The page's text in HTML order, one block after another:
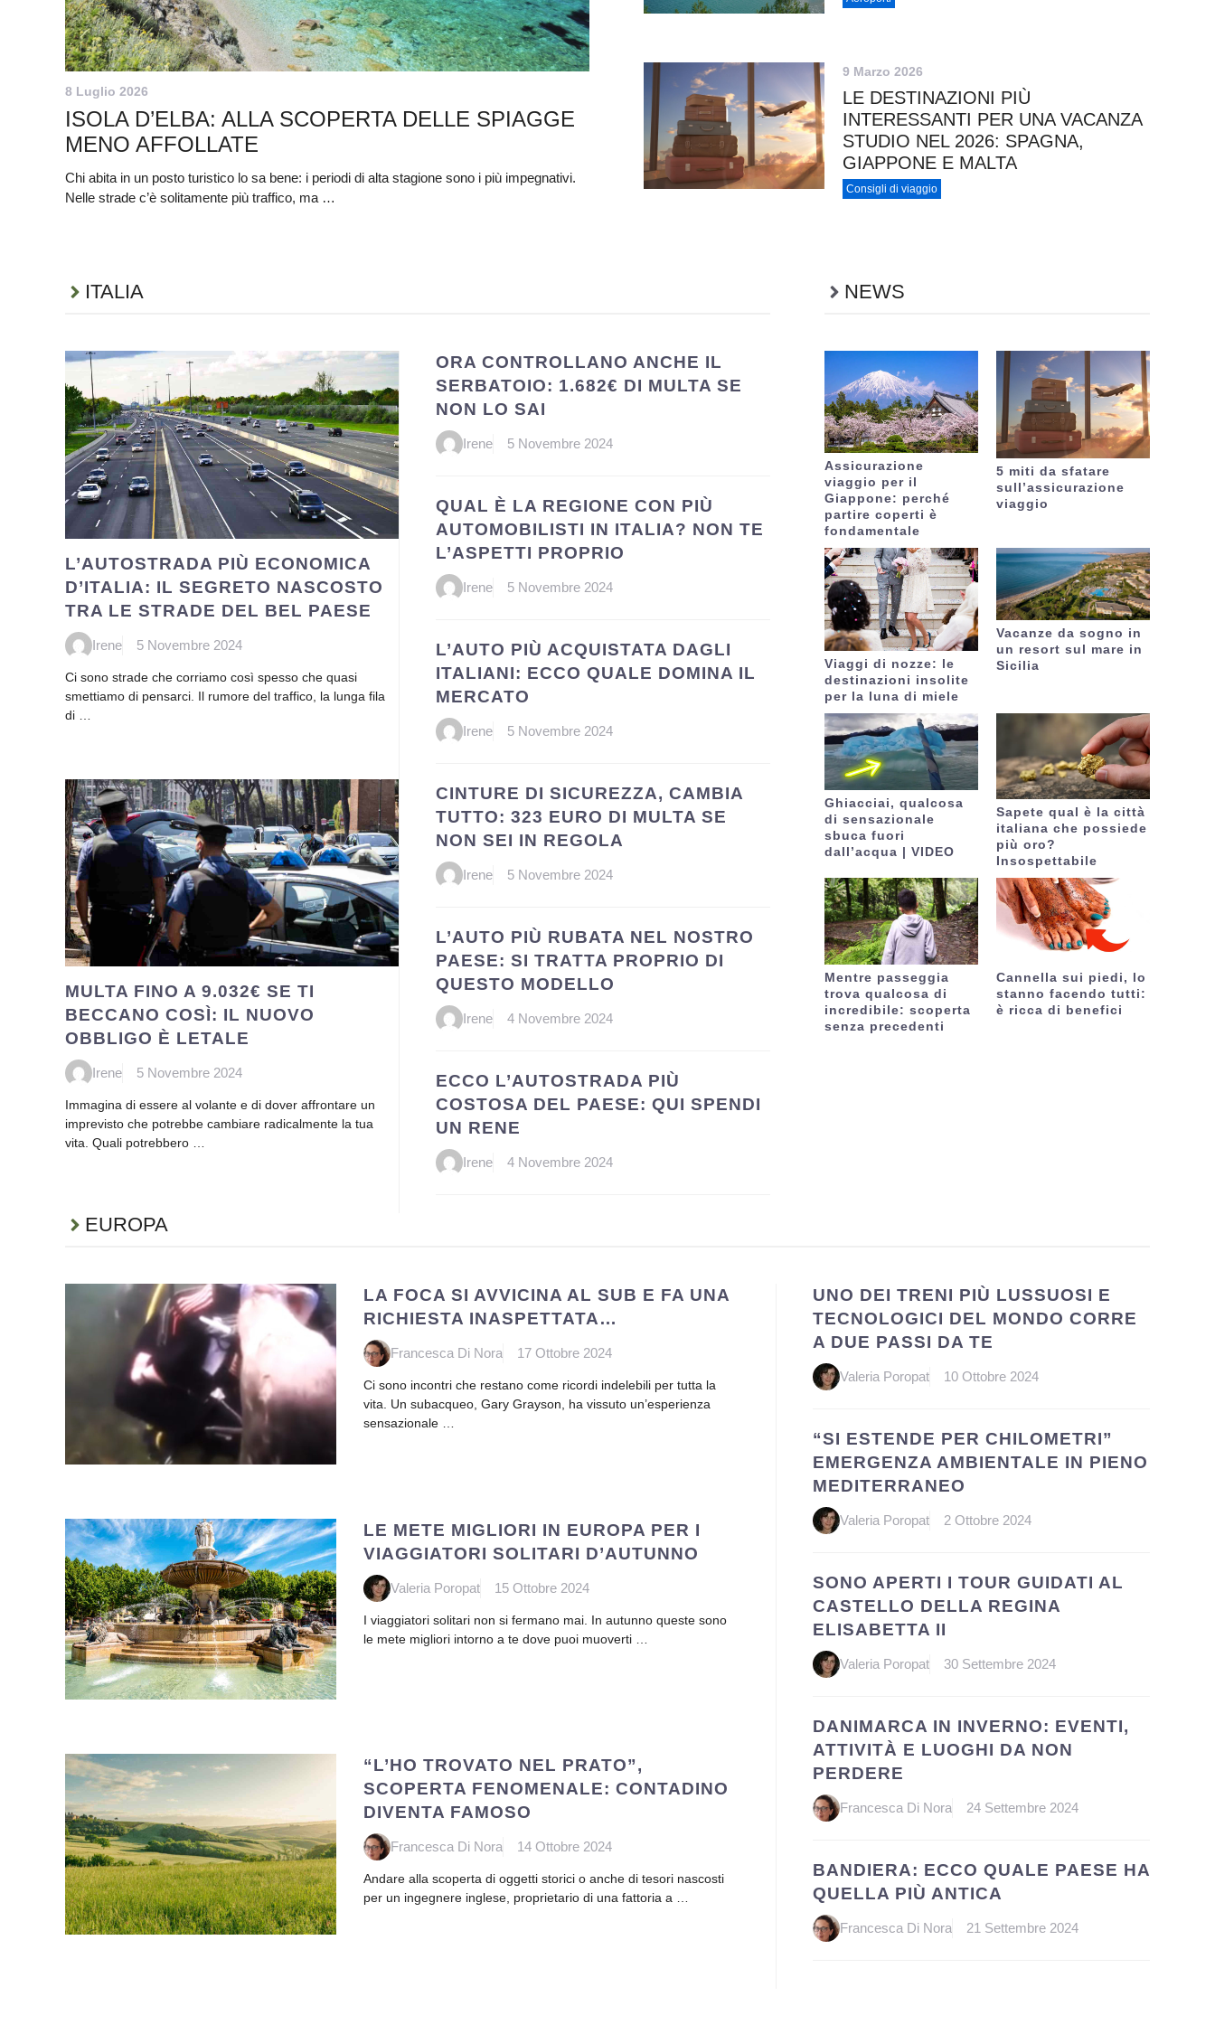
8 Luglio 2026
ISOLA D’ELBA: ALLA SCOPERTA DELLE SPIAGGE
MENO AFFOLLATE
Chi abita in un posto turistico lo sa bene: i periodi di alta stagione sono i più impegnativi.
Nelle strade c’è solitamente più traffico, ma …
9 Marzo 2026
LE DESTINAZIONI PIÙ
INTERESSANTI PER UNA VACANZA
STUDIO NEL 2026: SPAGNA,
GIAPPONE E MALTA
Consigli di viaggio
ITALIA
L’AUTOSTRADA PIÙ ECONOMICA
D’ITALIA: IL SEGRETO NASCOSTO
TRA LE STRADE DEL BEL PAESE
Irene 5 Novembre 2024
Ci sono strade che corriamo così spesso che quasi
smettiamo di pensarci. Il rumore del traffico, la lunga fila
di …
MULTA FINO A 9.032€ SE TI
BECCANO COSÌ: IL NUOVO
OBBLIGO È LETALE
Irene 5 Novembre 2024
Immagina di essere al volante e di dover affrontare un
imprevisto che potrebbe cambiare radicalmente la tua
vita. Quali potrebbero …
ORA CONTROLLANO ANCHE IL
SERBATOIO: 1.682€ DI MULTA SE
NON LO SAI
Irene 5 Novembre 2024
QUAL È LA REGIONE CON PIÙ
AUTOMOBILISTI IN ITALIA? NON TE
L’ASPETTI PROPRIO
Irene 5 Novembre 2024
L’AUTO PIÙ ACQUISTATA DAGLI
ITALIANI: ECCO QUALE DOMINA IL
MERCATO
Irene 5 Novembre 2024
CINTURE DI SICUREZZA, CAMBIA
TUTTO: 323 EURO DI MULTA SE
NON SEI IN REGOLA
Irene 5 Novembre 2024
L’AUTO PIÙ RUBATA NEL NOSTRO
PAESE: SI TRATTA PROPRIO DI
QUESTO MODELLO
Irene 4 Novembre 2024
ECCO L’AUTOSTRADA PIÙ
COSTOSA DEL PAESE: QUI SPENDI
UN RENE
Irene 4 Novembre 2024
NEWS
Assicurazione
viaggio per il
Giappone: perché
partire coperti è
fondamentale
5 miti da sfatare
sull’assicurazione
viaggio
Viaggi di nozze: le
destinazioni insolite
per la luna di miele
Vacanze da sogno in
un resort sul mare in
Sicilia
Ghiacciai, qualcosa
di sensazionale
sbuca fuori
dall’acqua | VIDEO
Sapete qual è la città
italiana che possiede
più oro?
Insospettabile
Mentre passeggia
trova qualcosa di
incredibile: scoperta
senza precedenti
Cannella sui piedi, lo
stanno facendo tutti:
è ricca di benefici
EUROPA
LA FOCA SI AVVICINA AL SUB E FA UNA
RICHIESTA INASPETTATA…
Francesca Di Nora 17 Ottobre 2024
Ci sono incontri che restano come ricordi indelebili per tutta la
vita. Un subacqueo, Gary Grayson, ha vissuto un’esperienza
sensazionale …
LE METE MIGLIORI IN EUROPA PER I
VIAGGIATORI SOLITARI D’AUTUNNO
Valeria Poropat 15 Ottobre 2024
I viaggiatori solitari non si fermano mai. In autunno queste sono
le mete migliori intorno a te dove puoi muoverti …
“L’HO TROVATO NEL PRATO”,
SCOPERTA FENOMENALE: CONTADINO
DIVENTA FAMOSO
Francesca Di Nora 14 Ottobre 2024
Andare alla scoperta di oggetti storici o anche di tesori nascosti
per un ingegnere inglese, proprietario di una fattoria a …
UNO DEI TRENI PIÙ LUSSUOSI E
TECNOLOGICI DEL MONDO CORRE
A DUE PASSI DA TE
Valeria Poropat 10 Ottobre 2024
“SI ESTENDE PER CHILOMETRI”
EMERGENZA AMBIENTALE IN PIENO
MEDITERRANEO
Valeria Poropat 2 Ottobre 2024
SONO APERTI I TOUR GUIDATI AL
CASTELLO DELLA REGINA
ELISABETTA II
Valeria Poropat 30 Settembre 2024
DANIMARCA IN INVERNO: EVENTI,
ATTIVITÀ E LUOGHI DA NON
PERDERE
Francesca Di Nora 24 Settembre 2024
BANDIERA: ECCO QUALE PAESE HA
QUELLA PIÙ ANTICA
Francesca Di Nora 21 Settembre 2024